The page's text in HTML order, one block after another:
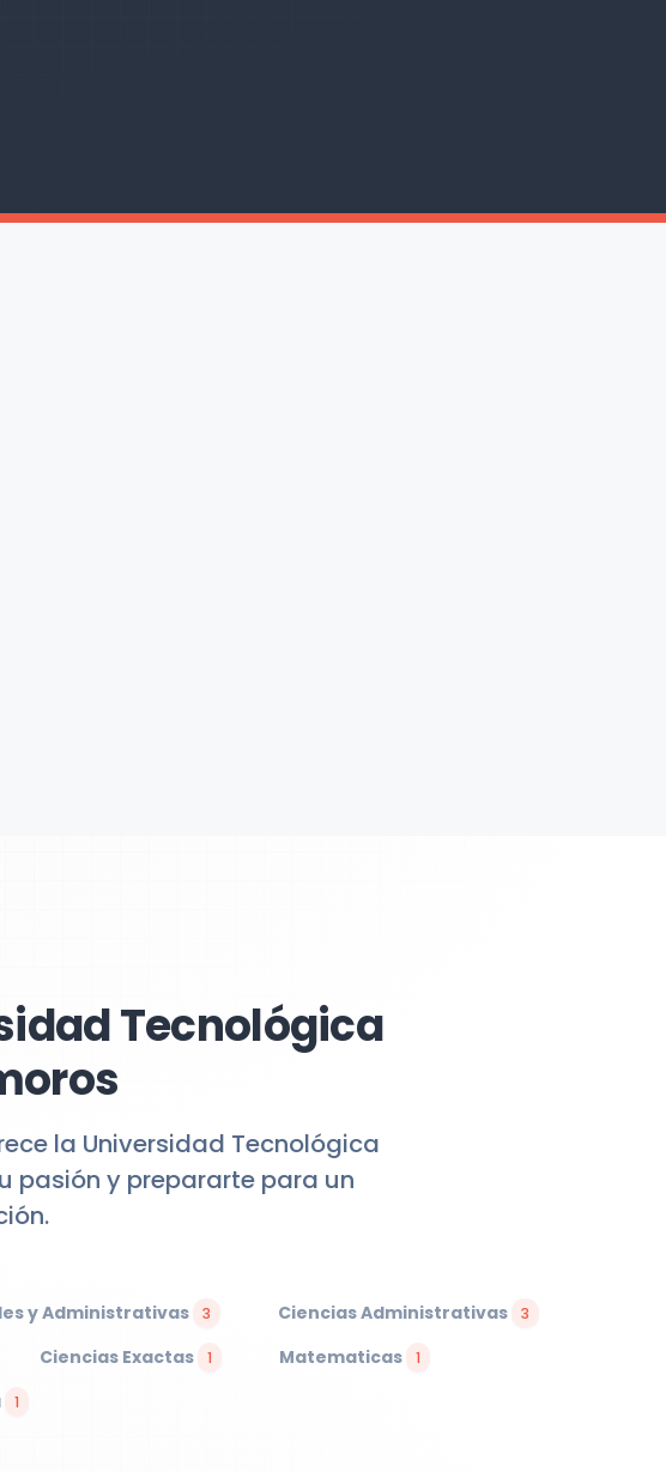
Tecnológica
la Universidad Tecnológica
pasión y prepararte para un
y Administrativas 3 Ciencias Administrativas 3
Ciencias Exactas 1 Matematicas 1
1